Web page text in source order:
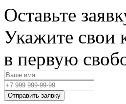
Оставьте
Укажите свои
в первую
Отправить заявку